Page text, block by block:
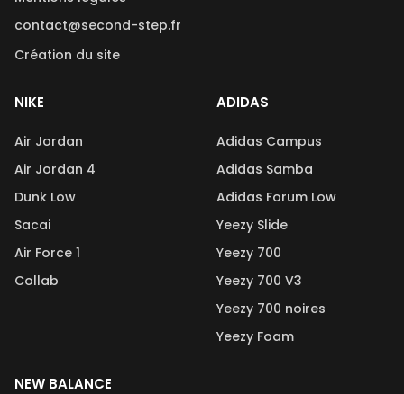
contact@second-step.fr
Création du site
NIKE
Air Jordan
Air Jordan 4
Dunk Low
Sacai
Air Force 1
Collab
ADIDAS
Adidas Campus
Adidas Samba
Adidas Forum Low
Yeezy Slide
Yeezy 700
Yeezy 700 V3
Yeezy 700 noires
Yeezy Foam
NEW BALANCE